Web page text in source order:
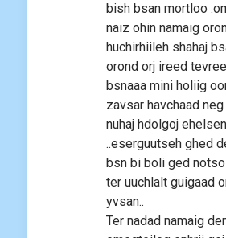
bish bsan mortloo
naiz ohin namaig
huchirhiileh shahaj
orond orj ireed
bsnaaa mini holiig
zavsar havchaad
nuhaj hdolgoj ehelsen
..eserguutseh ghed
bsn bi boli ged
ter uuchlalt guigaad
yvsan..
Ter nadad namaig